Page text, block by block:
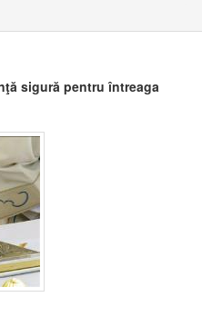
sigură pentru întreaga